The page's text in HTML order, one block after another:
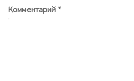
Комментарий *